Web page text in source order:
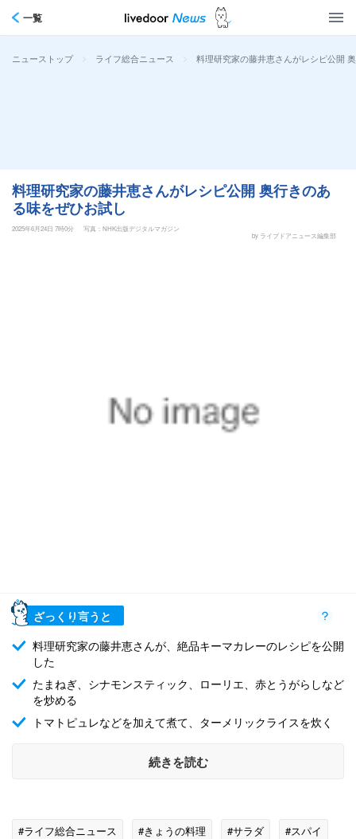
一覧
ニューストップ > ライフ総合ニュース > 料理研究家の藤井恵さんがレシピ公開
料理研究家の藤井恵さんがレシピ公開 奥行きのあ
る味をぜひお試し
2025年6月24日 7時0分
写真：NHK出版デジタルマガジン
by ライブドアニュース編集部
ざっくり言うと
料理研究家の藤井恵さんが、絶品キーマカレーのレシピを公開
した
たまねぎ、シナモンスティック、ローリエ、赤とうがらしなど
を炒める
トマトピュレなどを加えて煮て、ターメリックライスを炊く
続きを読む
#ライフ総合ニュース #きょうの料理 #サラダ
#スパイ